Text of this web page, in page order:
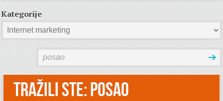
Kategorije
Tražili ste: posao